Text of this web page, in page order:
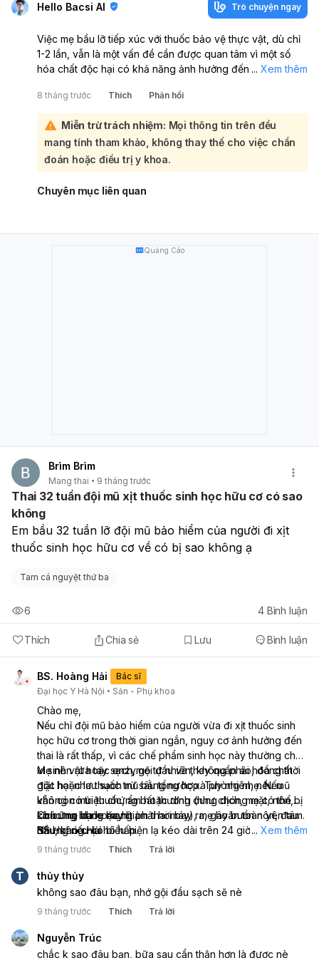
Hello Bacsi AI Trò chuyện ngay
Việc mẹ bầu lỡ tiếp xúc với thuốc bảo vệ thực vật, dù chỉ
1-2 lần, vẫn là một vấn đề cần được quan tâm vì một số
hóa chất độc hại có khả năng ảnh hưởng đến thai nhi,
là một dấu hiệu tốt, nhưng không thể loại trừ hoàn toàn
mọi nguy cơ tiềm ẩn:
Các hóa chất có thể đi qua nhau thai và gây ảnh hưởng
đến sự phát triển của thai nhi. Để đảm bảo an toàn và có
đánh giá chính xác nhất về tình trạng sức khỏe của thai
nhi sau khi tiếp xúc với thuốc bảo vệ thực vật, bạn nên
đến khám tại cơ sở sản khoa uy tín. Bác sĩ sẽ tư vấn cụ thể
... Xem thêm
8 tháng trước Thích Phản hồi
Miễn trừ trách nhiệm: Mọi thông tin trên đều
mang tính tham khảo, không thay thế cho việc chẩn
đoán hoặc điều trị y khoa.
Chuyên mục liên quan
Quảng Cáo
Brìm Brìm
Mang thai 9 tháng trước
Thai 32 tuần đội mũ xịt thuốc sinh học hữu cơ có sao
không
Em bầu 32 tuần lỡ đội mũ bảo hiểm của người đi xịt
thuốc sinh học hữu cơ về có bị sao không ạ
Tam cá nguyệt thứ ba
Thích Chia sẻ Lưu Bình luận
6 4 Bình luận
BS. Hoàng Hải
Bác sĩ
Đại học Y Hà Nội
Sản - Phụ khoa
Chào mẹ,
Nếu chỉ đội mũ bảo hiểm của người vừa đi xịt thuốc sinh
học hữu cơ trong thời gian ngắn, nguy cơ ảnh hưởng đến
thai là rất thấp, vì các chế phẩm sinh học này thường chứa
vi sinh vật hoặc enzyme tự nhiên, không phải hóa chất
độc hại như thuốc trừ sâu tổng hợp. Tuy nhiên, nếu mũ
vẫn còn mùi thuốc, ẩm hoặc dính dung dịch, mẹ có thể bị
kích ứng da hoặc hít phải hơi bay ra, gây buồn nôn, đau
đầu, khó chịu hô hấp.
Mẹ nên rửa tay sạch, gội đầu và thay quần áo, đồng thời
giặt hoặc lau sạch mũ bằng nước xà phòng nhẹ. Nếu
không có triệu chứng bất thường (như chóng mặt, nôn,
co cứng bụng hay giảm thai máy), mẹ hoàn toàn yên tâm.
Nhưng nếu có biểu hiện lạ kéo dài trên 24 giờ, mẹ nên đi
khám để được kiểm tra thai và sức khỏe tổng quát.
Chúc mẹ khỏe mạnh
BS Hoàng Hải
... Xem thêm
9 tháng trước Thích Trả lời
T
thủy thủy
không sao đâu bạn, nhớ gội đầu sạch sẽ nè
9 tháng trước Thích Trả lời
Nguyễn Trúc
chắc k sao đâu bạn, bữa sau cẩn thận hơn là được nè